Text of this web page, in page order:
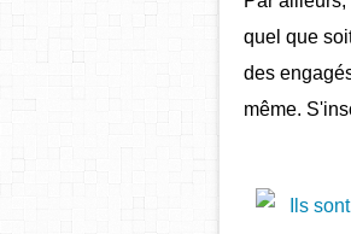
quel que
des
même.